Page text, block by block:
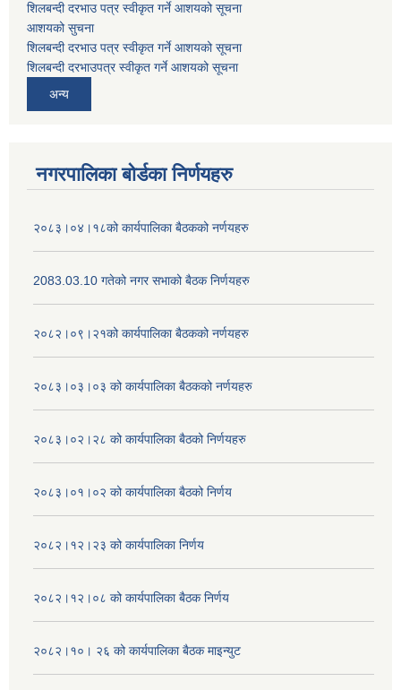
शिलबन्दी दरभाउ पत्र स्वीकृत गर्ने आशयको सूचना
आशयको सुचना
शिलबन्दी दरभाउ पत्र स्वीकृत गर्ने आशयको सूचना
शिलबन्दी दरभाउपत्र स्वीकृत गर्ने आशयको सूचना
अन्य
नगरपालिका बोर्डका निर्णयहरु
२०८३।०४।१८को कार्यपालिका बैठकको नर्णयहरु
2083.03.10 गतेको नगर सभाको बैठक निर्णयहरु
२०८२।०९।२१को कार्यपालिका बैठकको नर्णयहरु
२०८३।०३।०३ को कार्यपालिका बैठकको नर्णयहरु
२०८३।०२।२८ को कार्यपालिका बैठको निर्णयहरु
२०८३।०१।०२ को कार्यपालिका बैठको निर्णय
२०८२।१२।२३ को कार्यपालिका निर्णय
२०८२।१२।०८ को कार्यपालिका बैठक निर्णय
२०८२।१०। २६ को कार्यपालिका बैठक माइन्युट